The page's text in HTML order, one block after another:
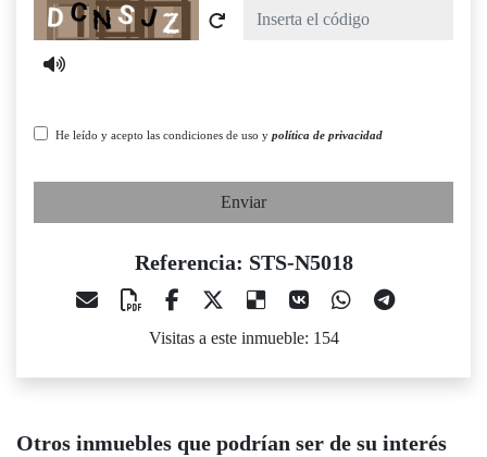
Captcha
He leído y acepto las condiciones de uso y política de privacidad
Enviar
Referencia: STS-N5018
Visitas a este inmueble: 154
Otros inmuebles que podrían ser de su interés